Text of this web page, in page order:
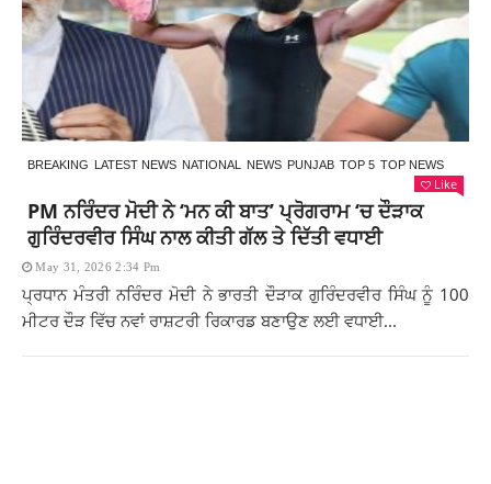
BREAKING LATEST NEWS NATIONAL NEWS PUNJAB TOP 5 TOP NEWS
Like
PM ਨਰਿੰਦਰ ਮੋਦੀ ਨੇ ‘ਮਨ ਕੀ ਬਾਤ’ ਪ੍ਰੋਗਰਾਮ ‘ਚ ਦੌੜਾਕ
ਗੁਰਿੰਦਰਵੀਰ ਸਿੰਘ ਨਾਲ ਕੀਤੀ ਗੱਲ ਤੇ ਦਿੱਤੀ ਵਧਾਈ
May 31, 2026 2:34 Pm
ਪ੍ਰਧਾਨ ਮੰਤਰੀ ਨਰਿੰਦਰ ਮੋਦੀ ਨੇ ਭਾਰਤੀ ਦੌੜਾਕ ਗੁਰਿੰਦਰਵੀਰ ਸਿੰਘ ਨੂੰ 100
ਮੀਟਰ ਦੌੜ ਵਿੱਚ ਨਵਾਂ ਰਾਸ਼ਟਰੀ ਰਿਕਾਰਡ ਬਣਾਉਣ ਲਈ ਵਧਾਈ...